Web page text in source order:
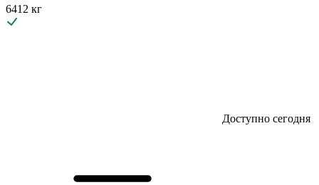
6412 кг
Доступно сегодня